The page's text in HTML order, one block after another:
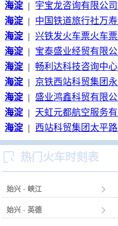
海淀 | 宇宝龙咨询有限公司
海淀 | 中国铁道旅行社万
海淀 | 兴铁发火车票火车
海淀 | 宝泰盛业经贸有限公
海淀 | 畅利达科技咨询中心
海淀 | 京铁西站科贸集团
海淀 | 盛业鸿鑫科贸有限公
海淀 | 天虹元都航空服务有
海淀 | 西站科贸集团太平
 热门火车时刻表
始兴 - 峡江 
始兴 - 英德 